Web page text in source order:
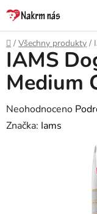
Přejít
na
obsah
Domů
/ Všechny produkty /
IAMS
Medium
Průměrné
hodnocení
Neohodnoceno
Značka: Iams